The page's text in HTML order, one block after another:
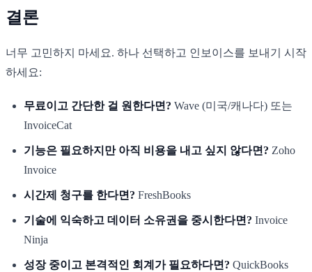
결론
너무 고민하지 마세요. 하나 선택하고 인보이스를 보내기 시작
하세요:
무료이고 간단한 걸 원한다면? Wave (미국/캐나다) 또는
InvoiceCat
기능은 필요하지만 아직 비용을 내고 싶지 않다면? Zoho
Invoice
시간제 청구를 한다면? FreshBooks
기술에 익숙하고 데이터 소유권을 중시한다면? Invoice
Ninja
성장 중이고 본격적인 회계가 필요하다면? QuickBooks